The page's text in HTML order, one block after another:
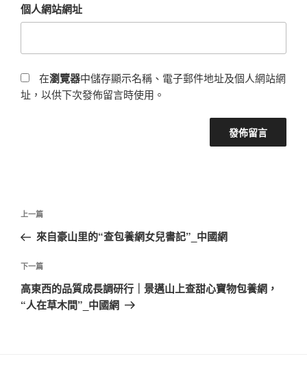
個人網站網址
在瀏覽器中儲存顯示名稱、電子郵件地址及個人網站網
址，以供下次發佈留言時使用。
文
導
覽
上
一
文
章
上一篇
來自豪山里的“查包養網女兒書記”_中國網
下
一
篇
下一篇
高東西的品質成長調研行｜景邁山上查甜心寶物包養網，
“人在草木間”_中國網